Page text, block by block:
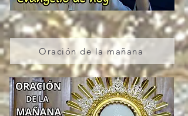
Oración de la mañana